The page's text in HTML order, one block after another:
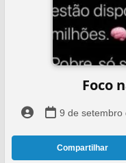
Foco
9 de setembro
Compartilhar